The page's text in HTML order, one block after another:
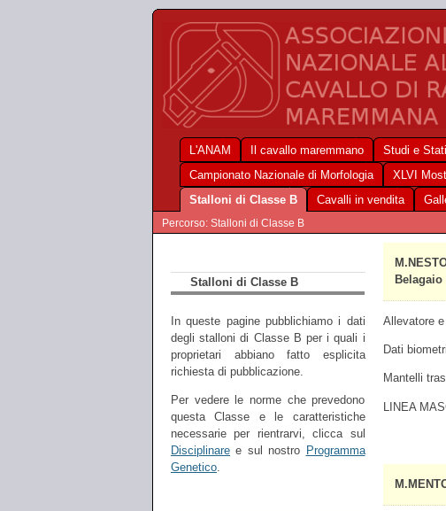
L'ANAM Il cavallo maremmano Studi e
Campionato Nazionale di Morfologia
XLVI
Stalloni di Classe B
Cavalli in vendita
Percorso: Stalloni di Classe B
Stalloni di Classe B
In queste pagine pubblichiamo i dati
degli stalloni di Classe B per i quali i
proprietari abbiano fatto esplicita
richiesta di pubblicazione.
Per vedere le norme che prevedono
questa Classe e le caratteristiche
necessarie per rientrarvi, clicca sul
Disciplinare e sul nostro Programma
Genetico.
Belagaio
Allevatore
Dati
Mantelli
LINEA